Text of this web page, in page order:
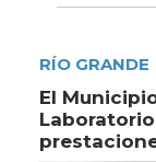
RÍO GRANDE
El